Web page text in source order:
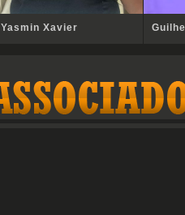
Yasmin Xavier